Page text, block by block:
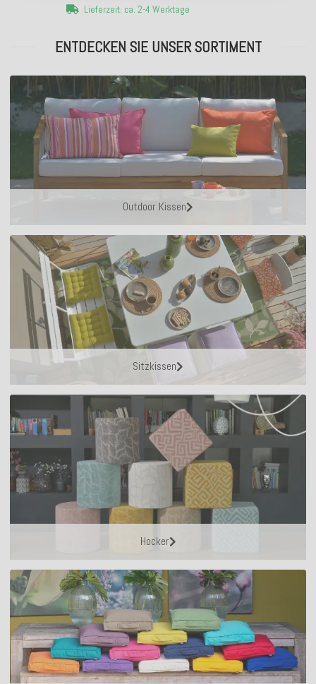
Lieferzeit: ca. 2-4 Werktage
ENTDECKEN SIE UNSER SORTIMENT
Outdoor Kissen
Sitzkissen
Hocker